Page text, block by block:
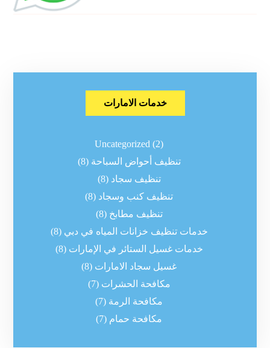
خدمات الامارات
Uncategorized (2)
تنظيف أحواض السباحة (8)
تنظيف سجاد (8)
تنظيف كنب وسجاد (8)
تنظيف مطابخ (8)
خدمات تنظيف خزانات المياه في دبي (8)
خدمات غسيل الستائر في الإمارات (8)
غسيل سجاد الامارات (8)
مكافحة الحشرات (7)
مكافحة الرمة (7)
مكافحة حمام (7)